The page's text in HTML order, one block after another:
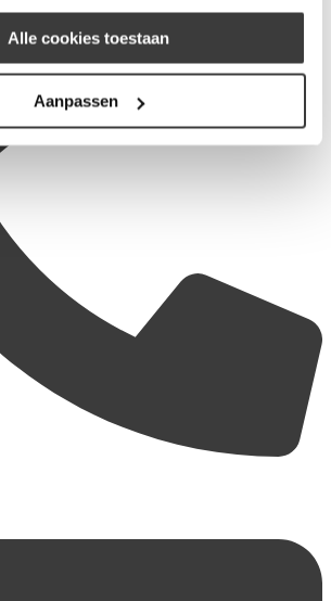
Alle cookies toestaan
Aanpassen